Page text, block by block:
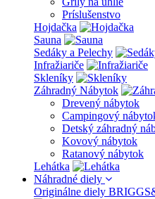
Príslušenstvo
Hojdačka
Sauna
Sedáky a Pelechy
Infražiariče
Skleníky
Záhradný Nábytok
Drevený nábytok
Campingový
Detský záhradný
Kovový nábytok
Ratanový nábytok
Lehátka
Náhradné diely
Originálne diely